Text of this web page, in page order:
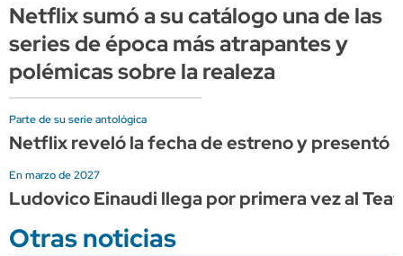
Netflix sumó a su catálogo una de las
series de época más atrapantes y
polémicas sobre la realeza
Parte de su serie antológica
Netflix reveló la fecha de estreno y presentó
En marzo de 2027
Ludovico Einaudi llega por primera vez al
Otras noticias